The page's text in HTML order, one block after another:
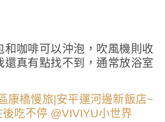
和咖啡可以沖泡，吹風機則收
還真有點找不到，通常放浴室